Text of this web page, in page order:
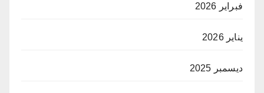
فبراير 2026
يناير 2026
ديسمبر 2025